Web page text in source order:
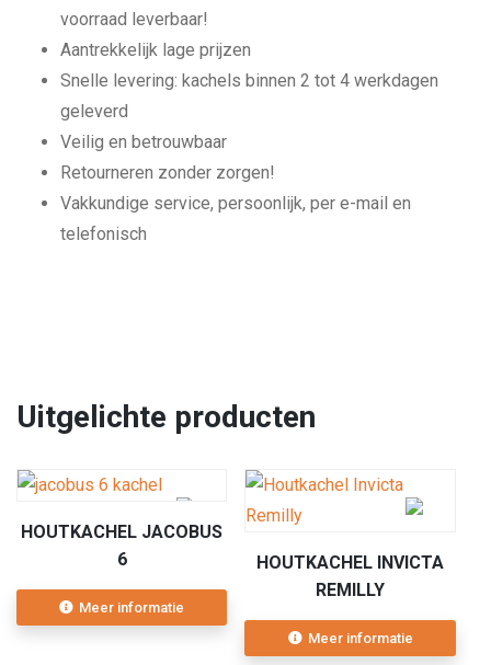
voorraad leverbaar!
Aantrekkelijk lage prijzen
Snelle levering: kachels binnen 2 tot 4 werkdagen
geleverd
Veilig en betrouwbaar
Retourneren zonder zorgen!
Vakkundige service, persoonlijk, per e-mail en
telefonisch
Uitgelichte producten
HOUTKACHEL JACOBUS
6
Meer informatie
HOUTKACHEL INVICTA
REMILLY
Meer informatie